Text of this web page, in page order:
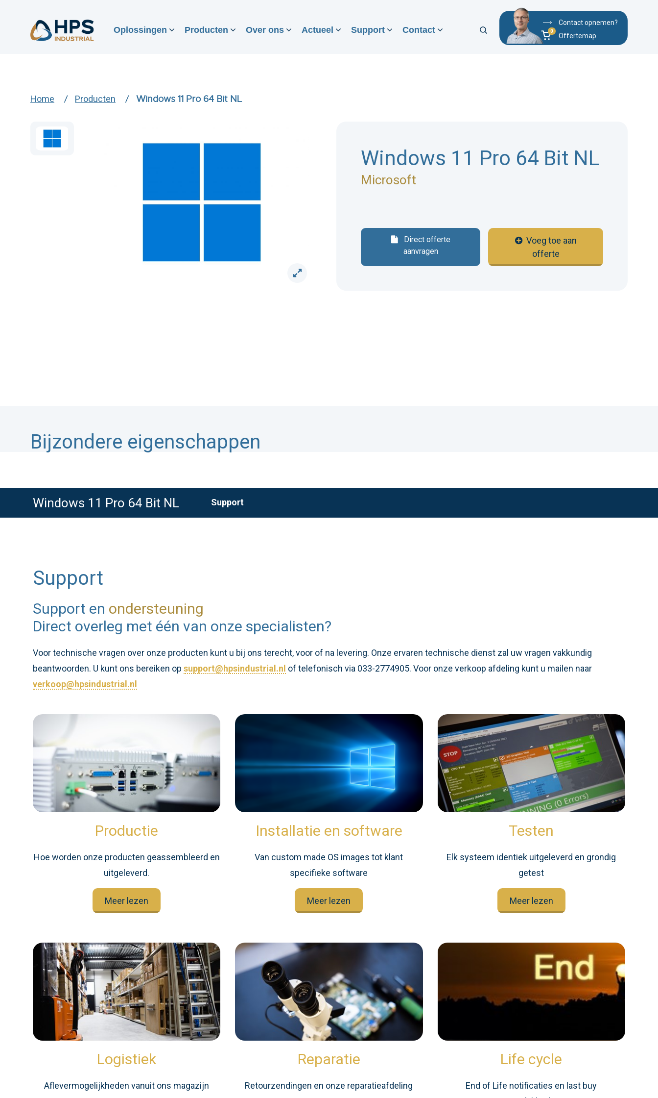
Oplossingen Producten Over ons Actueel Support Contact
Contact opnemen?
Offertemap
Home Producten Windows 11 Pro 64 Bit NL
Windows 11 Pro 64 Bit NL
Microsoft
Direct offerte
aanvragen
Voeg toe aan
offerte
Bijzondere eigenschappen
Windows 11 Pro 64 Bit NL Support
Support
Support en ondersteuning
Direct overleg met één van onze specialisten?
Voor technische vragen over onze producten kunt u bij ons terecht, voor of na levering. Onze ervaren technische dienst zal uw vragen vakkundig
beantwoorden. U kunt ons bereiken op support@hpsindustrial.nl of telefonisch via 033-2774905. Voor onze verkoop afdeling kunt u mailen naar
verkoop@hpsindustrial.nl
Productie
Hoe worden onze producten geassembleerd en
uitgeleverd.
Meer lezen
Installatie en software
Van custom made OS images tot klant
specifieke software
Meer lezen
Testen
Elk systeem identiek uitgeleverd en grondig
getest
Meer lezen
Logistiek
Aflevermogelijkheden vanuit ons magazijn
Reparatie
Retourzendingen en onze reparatieafdeling
Life cycle
End of Life notificaties en last buy